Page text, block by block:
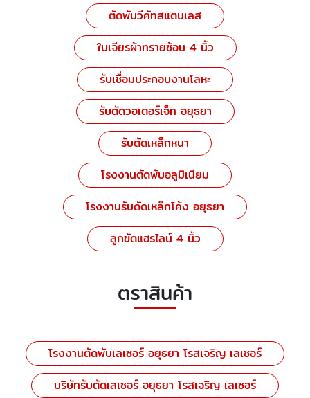
ตัดพับวีคัทสแตนเลส
ใบเจียรผ้าทรายซ้อน 4 นิ้ว
รับเชื่อมประกอบงานโลหะ
รับตัดวอเตอร์เจ็ท อยุธยา
รับตัดเหล็กหนา
โรงงานตัดพับอลูมิเนียม
โรงงานรับดัดเหล็กโค้ง อยุธยา
ลูกขัดแฮรไลน์ 4 นิ้ว
ตราสินค้า
โรงงานตัดพับเลเซอร์ อยุธยา โรสเจริญ เลเซอร์
บริษัทรับตัดเลเซอร์ อยุธยา โรสเจริญ เลเซอร์